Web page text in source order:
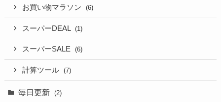
お買い物マラソン (6)
スーパーDEAL (1)
スーパーSALE (6)
計算ツール (7)
毎日更新 (2)